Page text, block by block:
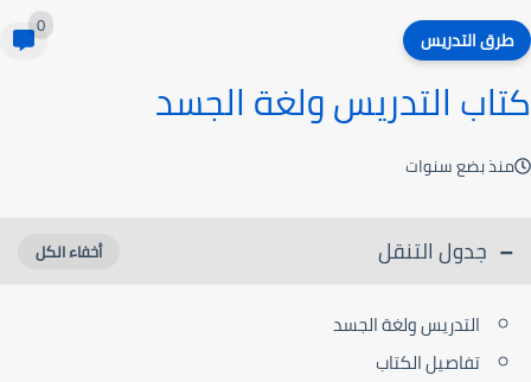
طرق التدريس 0
كتاب التدريس ولغة الجسد
منذ بضع سنوات
جدول التنقل
التدريس ولغة الجسد
تفاصيل الكتاب